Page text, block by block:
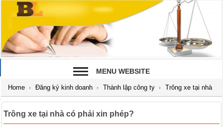
MENU WEBSITE
Home Đăng ký kinh doanh Thành lập công ty Trông xe tại nhà
Trông xe tại nhà có phải xin phép?